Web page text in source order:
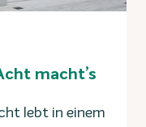
macht’s
lebt in einem